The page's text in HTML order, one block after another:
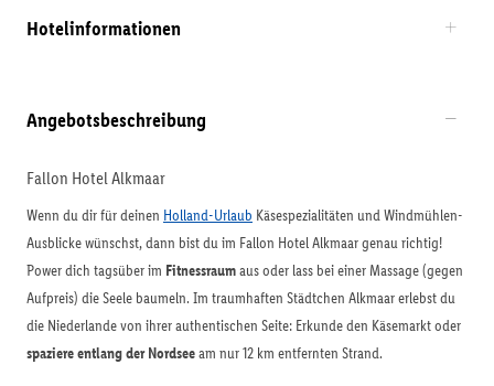
Hotelinformationen
Angebotsbeschreibung
Fallon Hotel Alkmaar
Wenn du dir für deinen Holland-Urlaub Käsespezialitäten und Windmühlen-
Ausblicke wünschst, dann bist du im Fallon Hotel Alkmaar genau richtig!
Power dich tagsüber im Fitnessraumaus oder lass bei einer Massage (gegen
Aufpreis) die Seele baumeln. Im traumhaften Städtchen Alkmaar erlebst du
die Niederlande von ihrer authentischen Seite: Erkunde den Käsemarkt oder
spaziere entlang der Nordseeam nur 12 km entfernten Strand.